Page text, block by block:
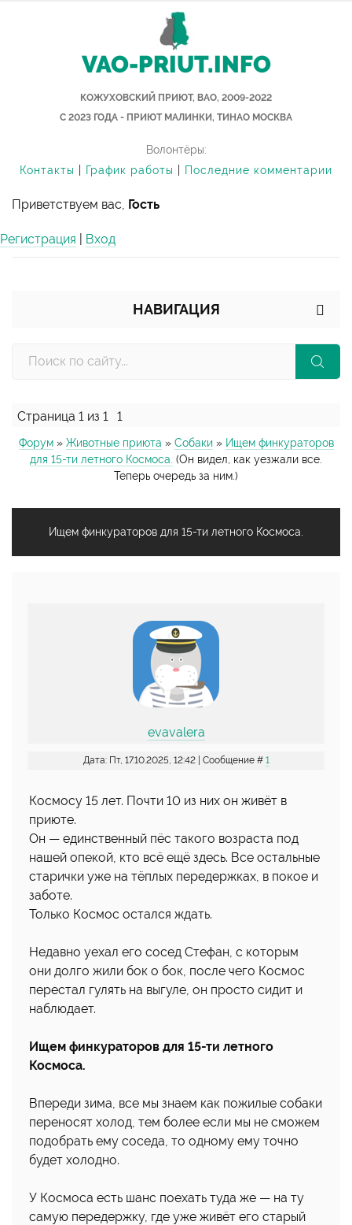
VAO-PRIUT.INFO
КОЖУХОВСКИЙ ПРИЮТ, ВАО, 2009-2022
С 2023 ГОДА - ПРИЮТ МАЛИНКИ, ТИНАО МОСКВА
Волонтёры:
Контакты
График работы Последние комментарии
Приветствуем вас, Гость
Регистрация Вход
НАВИГАЦИЯ
Страница 1 из 1 1
Форум » Животные приюта » Собаки » Ищем финкураторов
для 15-ти летного Космоса. (Он видел, как уезжали все.
Теперь очередь за ним.)
Ищем финкураторов для 15-ти летного Космоса.
evavalera
Дата: Пт, 17.10.2025, 12:42 | Сообщение # 1
Космосу 15 лет. Почти 10 из них он живёт в
приюте.
Он — единственный пёс такого возраста под
нашей опекой, кто всё ещё здесь. Все остальные
старички уже на тёплых передержках, в покое и
заботе.
Только Космос остался ждать.
Недавно уехал его сосед Стефан, с которым
они долго жили бок о бок, после чего Космос
перестал гулять на выгуле, он просто сидит и
наблюдает.
Ищем финкураторов для 15-ти летного
Космоса.
Впереди зима, все мы знаем как пожилые собаки
переносят холод, тем более если мы не сможем
подобрать ему соседа, то одному ему точно
будет холодно.
У Космоса есть шанс поехать туда же — на ту
самую передержку, где уже живёт его старый